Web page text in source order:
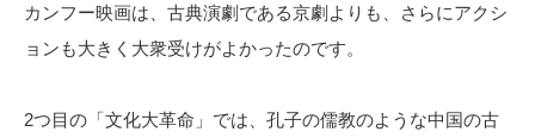
カンフー映画は、古典演劇である京劇よりも、さらにアクシ
ョンも大きく大衆受けがよかったのです。
2つ目の「文化大革命」では、孔子の儒教のような中国の古